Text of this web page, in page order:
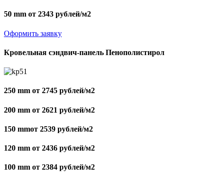
50 mm от 2343 рублей/м2
Оформить заявку
Кровельная сэндвич-панель Пенополистирол
250 mm от 2745 рублей/м2
200 mm от 2621 рублей/м2
150 mmот 2539 рублей/м2
120 mm от 2436 рублей/м2
100 mm от 2384 рублей/м2